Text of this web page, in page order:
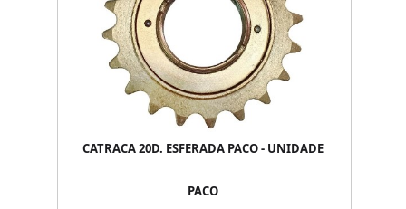
CATRACA 20D. ESFERADA PACO - UNIDADE
PACO